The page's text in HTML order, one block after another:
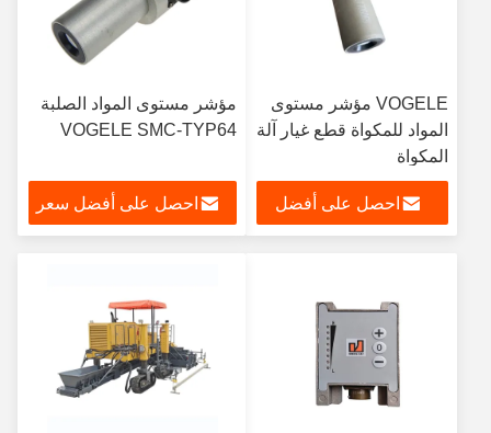
VOGELE مؤشر مستوى
المواد للمكواة قطع غيار آلة
المكواة
احصل على أفضل
مؤشر مستوى المواد الصلبة
VOGELE SMC-TYP64
احصل على أفضل سعر